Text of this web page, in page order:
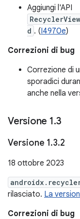
Aggiungi l'API
d . (I4970e)
Correzioni di bug
Correzione di
sporadici
anche nella
Versione 1.3
Versione 1.3.2
18 ottobre 2023
rilasciato. La
Correzioni di bug